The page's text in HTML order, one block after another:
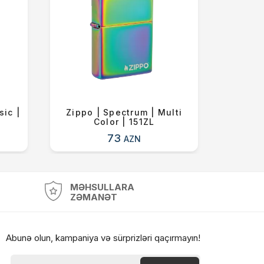
|
Zippo | Spectrum | Multi
Color | 151ZL
73AZN
MƏHSULLARA
ZƏMANƏT
Abunə olun, kampaniya və sürprizləri qaçırmayın!